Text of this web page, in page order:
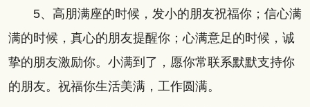
5、高朋满座的时候，发小的朋友祝福你；信心满
满的时候，真心的朋友提醒你；心满意足的时候，诚
挚的朋友激励你。小满到了，愿你常联系默默支持你
的朋友。祝福你生活美满，工作圆满。